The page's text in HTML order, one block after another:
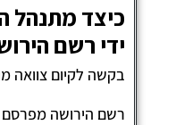
מתנהל הליך
רשם הירושה?
לקיום צוואה מוגשת
הירושה מפרסם את